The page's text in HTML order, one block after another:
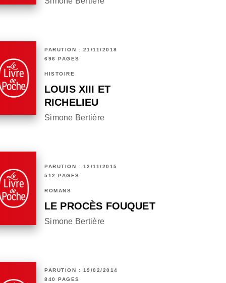
PARUTION : 21/11/2018
696 PAGES
HISTOIRE
LOUIS XIII ET
RICHELIEU
Simone Bertière
PARUTION : 12/11/2015
512 PAGES
ROMANS
LE PROCÈS FOUQUET
Simone Bertière
PARUTION : 19/02/2014
840 PAGES